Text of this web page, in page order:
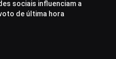
sociais influenciam a
de última hora